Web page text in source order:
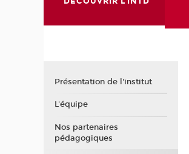
Présentation de l'institut
L'équipe
Nos partenaires
pédagogiques